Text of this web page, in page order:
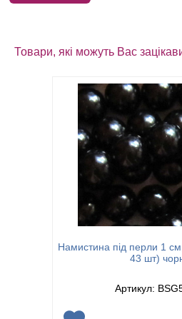
Товари, які можуть Вас
Намистина під перли 1
43 шт)
Артикул: